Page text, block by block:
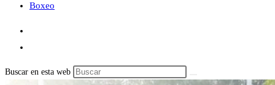
Boxeo
Buscar en esta web